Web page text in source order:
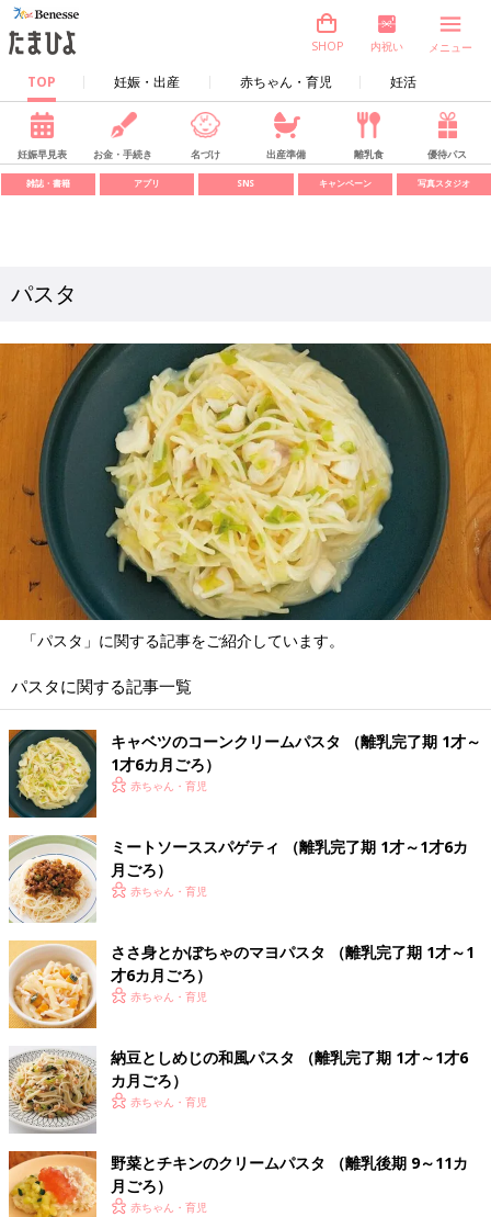
TOP 妊娠・出産 赤ちゃん・育児 妊活
SHOP 内祝い メニュー
妊娠早見表 お金・手続き 名づけ 出産準備 離乳食 優待パス
雑誌・書籍 アプリ SNS キャンペーン 写真スタジオ
パスタ
「パスタ」に関する記事をご紹介しています。
パスタに関する記事一覧
キャベツのコーンクリームパスタ （離乳完了期 1才～
1才6カ月ごろ）
赤ちゃん・育児
ミートソーススパゲティ （離乳完了期 1才～1才6カ
月ごろ）
赤ちゃん・育児
ささ身とかぼちゃのマヨパスタ （離乳完了期 1才～1
才6カ月ごろ）
赤ちゃん・育児
納豆としめじの和風パスタ （離乳完了期 1才～1才6
カ月ごろ）
赤ちゃん・育児
野菜とチキンのクリームパスタ （離乳後期 9～11カ
月ごろ）
赤ちゃん・育児